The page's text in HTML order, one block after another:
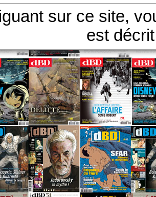
sur ce site,
est